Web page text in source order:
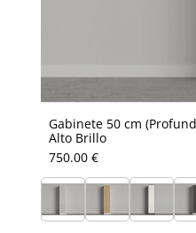
Gabinete 50 cm
Alto Brillo
750.00 €